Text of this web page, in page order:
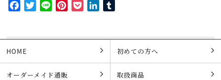
FacebookTwitterLine PinterestPocketLinkedIn
HOME 初めての方へ
オーダーメイド通販 取扱商品